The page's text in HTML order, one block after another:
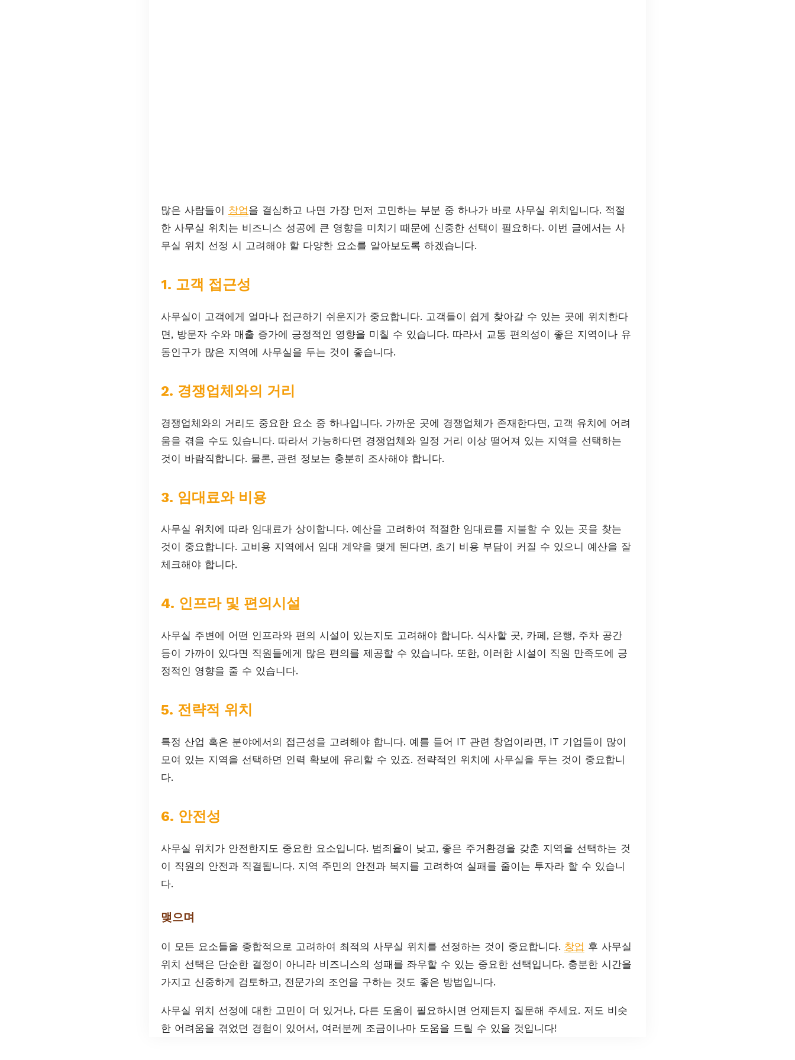
많은 사람들이 창업을 결심하고 나면 가장 먼저 고민하는 부분 중 하나가 바로 사무실 위치입니다. 적절
한 사무실 위치는 비즈니스 성공에 큰 영향을 미치기 때문에 신중한 선택이 필요하다. 이번 글에서는 사
무실 위치 선정 시 고려해야 할 다양한 요소를 알아보도록 하겠습니다.
1. 고객 접근성
사무실이 고객에게 얼마나 접근하기 쉬운지가 중요합니다. 고객들이 쉽게 찾아갈 수 있는 곳에 위치한다
면, 방문자 수와 매출 증가에 긍정적인 영향을 미칠 수 있습니다. 따라서 교통 편의성이 좋은 지역이나 유
동인구가 많은 지역에 사무실을 두는 것이 좋습니다.
2. 경쟁업체와의 거리
경쟁업체와의 거리도 중요한 요소 중 하나입니다. 가까운 곳에 경쟁업체가 존재한다면, 고객 유치에 어려
움을 겪을 수도 있습니다. 따라서 가능하다면 경쟁업체와 일정 거리 이상 떨어져 있는 지역을 선택하는
것이 바람직합니다. 물론, 관련 정보는 충분히 조사해야 합니다.
3. 임대료와 비용
사무실 위치에 따라 임대료가 상이합니다. 예산을 고려하여 적절한 임대료를 지불할 수 있는 곳을 찾는
것이 중요합니다. 고비용 지역에서 임대 계약을 맺게 된다면, 초기 비용 부담이 커질 수 있으니 예산을 잘
체크해야 합니다.
4. 인프라 및 편의시설
사무실 주변에 어떤 인프라와 편의 시설이 있는지도 고려해야 합니다. 식사할 곳, 카페, 은행, 주차 공간
등이 가까이 있다면 직원들에게 많은 편의를 제공할 수 있습니다. 또한, 이러한 시설이 직원 만족도에 긍
정적인 영향을 줄 수 있습니다.
5. 전략적 위치
특정 산업 혹은 분야에서의 접근성을 고려해야 합니다. 예를 들어 IT 관련 창업이라면, IT 기업들이 많이
모여 있는 지역을 선택하면 인력 확보에 유리할 수 있죠. 전략적인 위치에 사무실을 두는 것이 중요합니
다.
6. 안전성
사무실 위치가 안전한지도 중요한 요소입니다. 범죄율이 낮고, 좋은 주거환경을 갖춘 지역을 선택하는 것
이 직원의 안전과 직결됩니다. 지역 주민의 안전과 복지를 고려하여 실패를 줄이는 투자라 할 수 있습니
다.
맺으며
이 모든 요소들을 종합적으로 고려하여 최적의 사무실 위치를 선정하는 것이 중요합니다. 창업 후 사무실
위치 선택은 단순한 결정이 아니라 비즈니스의 성패를 좌우할 수 있는 중요한 선택입니다. 충분한 시간을
가지고 신중하게 검토하고, 전문가의 조언을 구하는 것도 좋은 방법입니다.
사무실 위치 선정에 대한 고민이 더 있거나, 다른 도움이 필요하시면 언제든지 질문해 주세요. 저도 비슷
한 어려움을 겪었던 경험이 있어서, 여러분께 조금이나마 도움을 드릴 수 있을 것입니다!